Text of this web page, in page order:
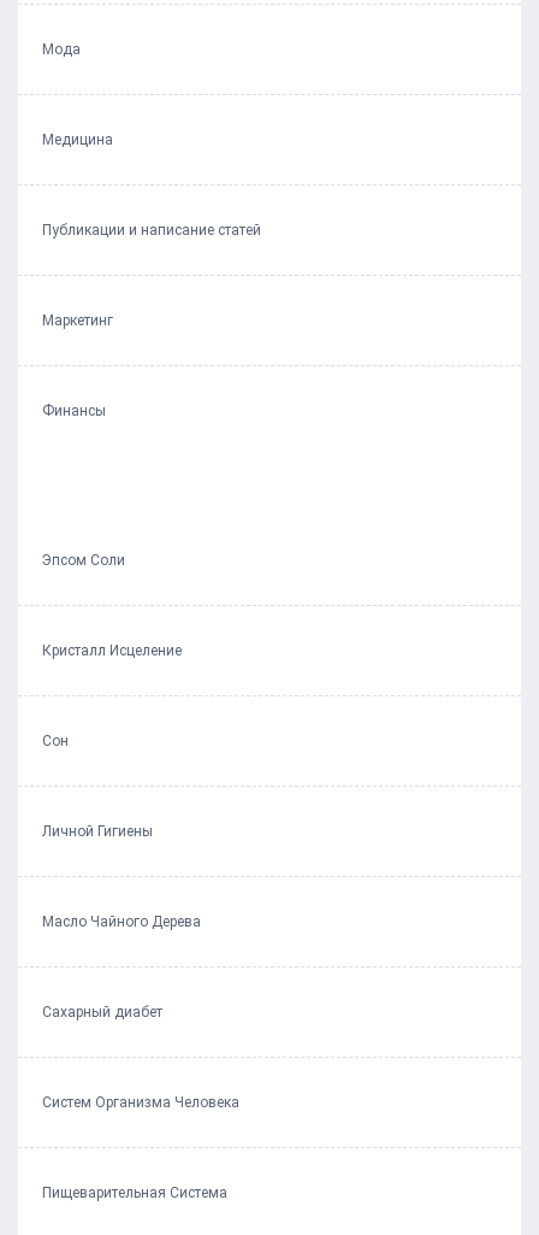
Мода
Медицина
Публикации и написание статей
Маркетинг
Финансы
Эпсом Соли
Кристалл Исцеление
Сон
Личной Гигиены
Масло Чайного Дерева
Сахарный диабет
Систем Организма Человека
Пищеварительная Система